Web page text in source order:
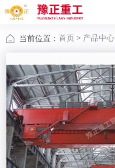
当前位置： 首页 > 产品中心